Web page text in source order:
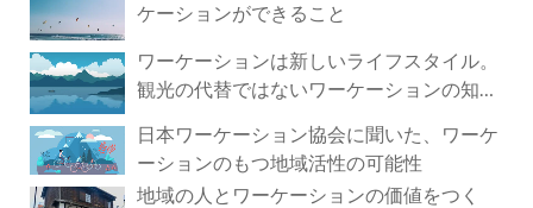
ケーションができること
ワーケーションは新しいライフスタイル。
観光の代替ではないワーケーションの知ら
日本ワーケーション協会に聞いた、ワーケ
ーションのもつ地域活性の可能性
地域の人とワーケーションの価値をつく